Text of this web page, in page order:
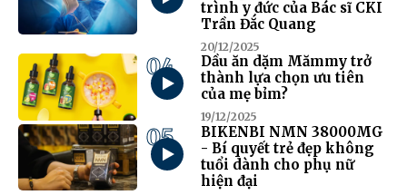
trình y đức của Bác sĩ CKI
Trần Đắc Quang
20/12/2025
04
Dầu ăn dặm Mămmy trở
thành lựa chọn ưu tiên
của mẹ bỉm?
19/12/2025
05
BIKENBI NMN 38000MG
- Bí quyết trẻ đẹp không
tuổi dành cho phụ nữ
hiện đại